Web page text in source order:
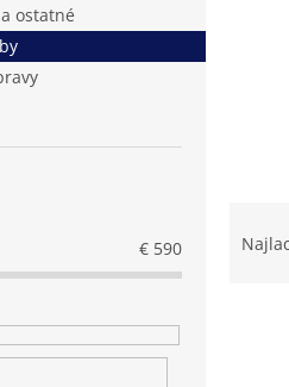
ostatné
€ 590